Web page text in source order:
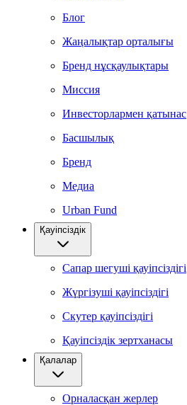
Блог
Жаңалықтар орталығы
Бренд нұсқаулықтары
Миссия
Инвесторлармен қатынас
Басшылық
Бренд
Медиа
Urban Fund
Қауіпсіздік
Сапар шегуші қауіпсіздігі
Жүргізуші қауіпсіздігі
Скутер қауіпсіздігі
Қауіпсіздік зертханасы
Қалалар
Орналасқан жерлер